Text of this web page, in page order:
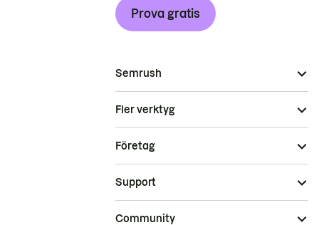
Prova gratis
Semrush
Fler verktyg
Företag
Support
Community